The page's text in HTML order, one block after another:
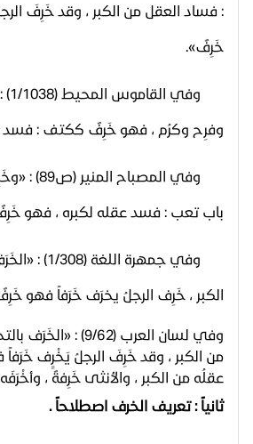
: فساد العقل من الكبر ، وقد خَرِفَ
خَرِفٌ».
وفرِح وكرُم ، فهو خَرِفٌ ككتف : فسد
وفي
باب تعب : فسد عقله لكبره ، فهو
وفي جمهرة
الكبر ، خَرِف الرجلُ يخرَف خَرَفاً فهو
وفي لسان العرب (9/62)
من الكبر ، وقد خَرِفَ الرجلُ يَخْرِِف
عقلُه من الكبر ، والأنثى خَرِفةٌ ،
ثانياً : تعريف الخرف اصطلاحاً .